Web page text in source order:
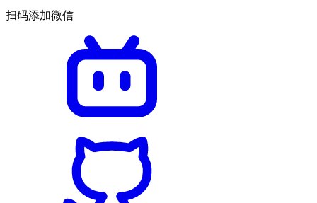
扫码添加微信